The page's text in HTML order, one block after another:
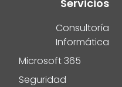
Servicios
Consultoría
Informática
Microsoft 365
Seguridad